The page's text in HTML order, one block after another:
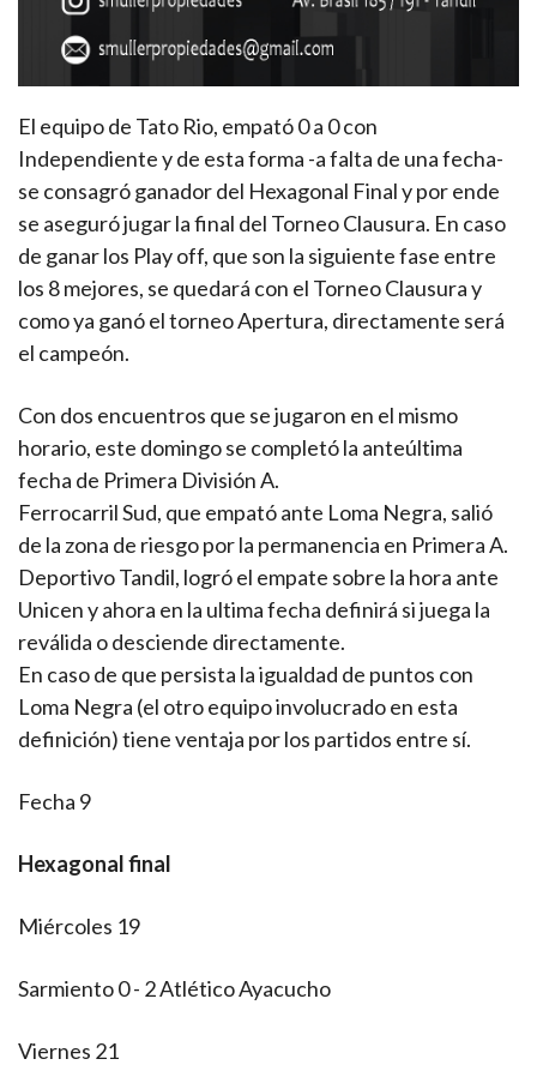
El equipo de Tato Rio, empató 0 a 0 con
Independiente y de esta forma -a falta de una fecha-
se consagró ganador del Hexagonal Final y por ende
se aseguró jugar la final del Torneo Clausura. En caso
de ganar los Play off, que son la siguiente fase entre
los 8 mejores, se quedará con el Torneo Clausura y
como ya ganó el torneo Apertura, directamente será
el campeón.
Con dos encuentros que se jugaron en el mismo
horario, este domingo se completó la anteúltima
fecha de Primera División A.
Ferrocarril Sud, que empató ante Loma Negra, salió
de la zona de riesgo por la permanencia en Primera A.
Deportivo Tandil, logró el empate sobre la hora ante
Unicen y ahora en la ultima fecha definirá si juega la
reválida o desciende directamente.
En caso de que persista la igualdad de puntos con
Loma Negra (el otro equipo involucrado en esta
definición) tiene ventaja por los partidos entre sí.
Fecha 9
Hexagonal final
Miércoles 19
Sarmiento 0 - 2 Atlético Ayacucho
Viernes 21